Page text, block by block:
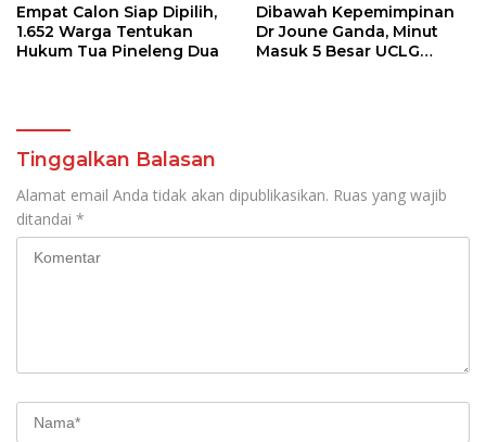
Empat Calon Siap Dipilih,
1.652 Warga Tentukan
Hukum Tua Pineleng Dua
Dibawah Kepemimpinan
Dr Joune Ganda, Minut
Masuk 5 Besar UCLG
Tinggalkan Balasan
Alamat email Anda tidak akan dipublikasikan. Ruas yang wajib
ditandai *